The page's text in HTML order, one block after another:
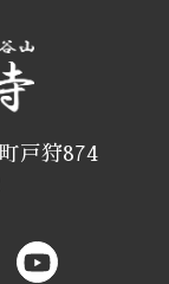
戸狩874